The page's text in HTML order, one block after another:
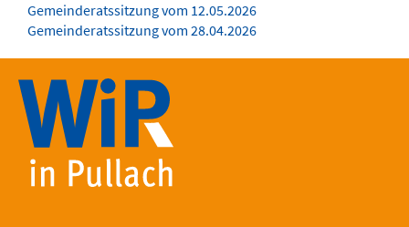
Gemeinderatssitzung vom 12.05.2026
Gemeinderatssitzung vom 28.04.2026